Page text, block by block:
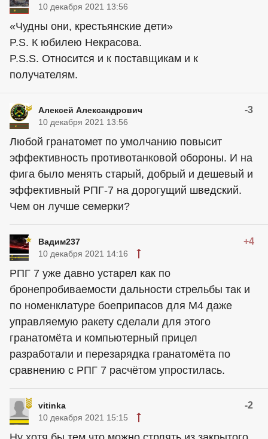
10 декабря 2021 13:56
«Чудны они, крестьянские дети»
P.S. К юбилею Некрасова.
P.S.S. Относится и к поставщикам и к
получателям.
Алексей Александрович -3
10 декабря 2021 13:56
Любой гранатомет по умолчанию повысит
эффективность противотанковой обороны. И на
фига было менять старый, добрый и дешевый и
эффективный РПГ-7 на дорогущий шведский.
Чем он лучше семерки?
Вадим237 +4
10 декабря 2021 14:16
РПГ 7 уже давно устарел как по
бронепробиваемости дальности стрельбы так и
по номенклатуре боеприпасов для M4 даже
управляемую ракету сделали для этого
гранатомёта и компьютерный прицел
разработали и перезарядка гранатомёта по
сравнению с РПГ 7 расчётом упростилась.
vitinka -2
10 декабря 2021 15:15